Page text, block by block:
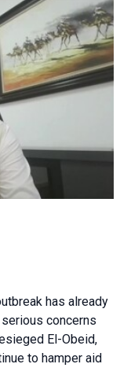
has already
concerns
El-Obeid,
to hamper aid